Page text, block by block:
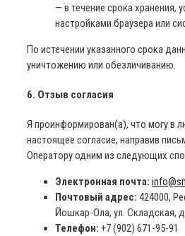
— в течение срока хранения,
настройками браузера или
По истечении указанного срока
уничтожению или обезличиванию.
6. Отзыв согласия
Я проинформирован(а), что могу в
настоящее согласие, направив
Оператору одним из следующих
Электронная почта:
Почтовый адрес: 424000,
Йошкар-Ола, ул. Складская,
Телефон: +7 (902) 671-95-91